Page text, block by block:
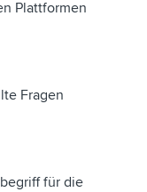
Plattformen
Fragen
für die